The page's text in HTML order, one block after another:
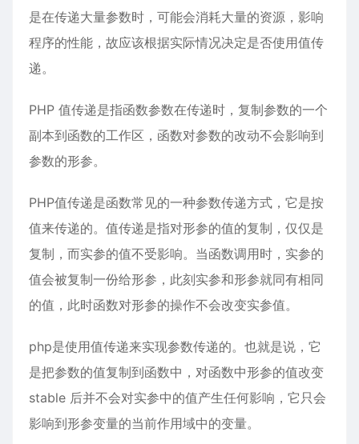
是在传递大量参数时，可能会消耗大量的资源，影响
程序的性能，故应该根据实际情况决定是否使用值传
递。
PHP 值传递是指函数参数在传递时，复制参数的一个
副本到函数的工作区，函数对参数的改动不会影响到
参数的形参。
PHP值传递是函数常见的一种参数传递方式，它是按
值来传递的。值传递是指对形参的值的复制，仅仅是
复制，而实参的值不受影响。当函数调用时，实参的
值会被复制一份给形参，此刻实参和形参就同有相同
的值，此时函数对形参的操作不会改变实参值。
php是使用值传递来实现参数传递的。也就是说，它
是把参数的值复制到函数中，对函数中形参的值改变
stable 后并不会对实参中的值产生任何影响，它只会
影响到形参变量的当前作用域中的变量。